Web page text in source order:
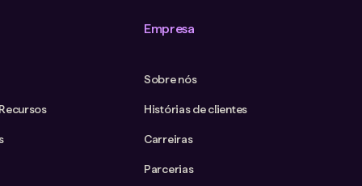
Empresa
Sobre nós
Histórias de clientes
Carreiras
Parcerias